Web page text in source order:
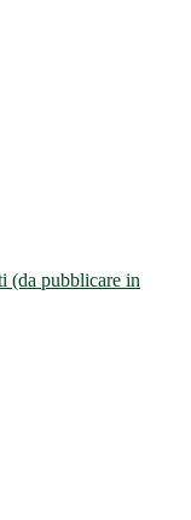
(da pubblicare in